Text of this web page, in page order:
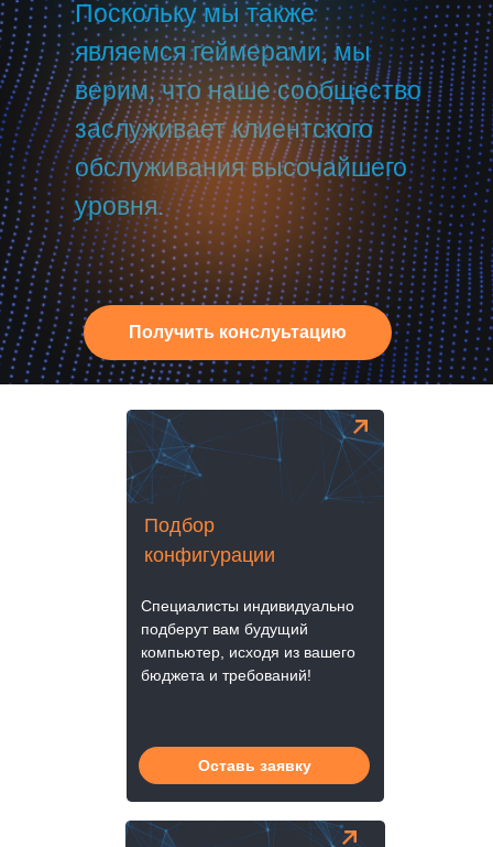
Поскольку мы также
являемся геймерами, мы
верим, что наше сообщество
заслуживает клиентского
обслуживания высочайшего
уровня.
Получить конслуьтацию
Подбор
конфигурации
Специалисты индивидуально
подберут вам будущий
компьютер, исходя из вашего
бюджета и требований!
Оставь заявку